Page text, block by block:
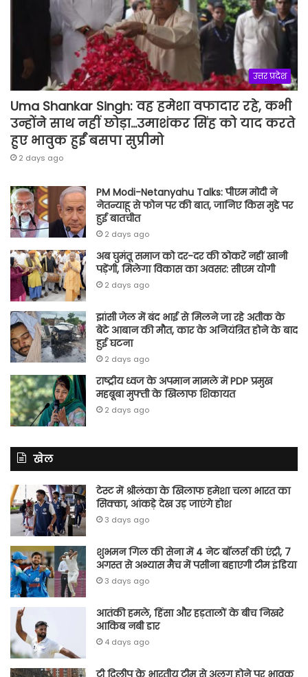
उत्तर प्रदेश
Uma Shankar Singh: वह हमेशा वफादार रहे, कभी
उन्होंने साथ नहीं छोड़ा…उमाशंकर सिंह को याद करते
हुए भावुक हुईं बसपा सुप्रीमो
2 days ago
PM Modi-Netanyahu Talks: पीएम मोदी ने
नेतन्याहू से फोन पर की बात, जानिए किस मुद्दे पर
हुई बातचीत
2 days ago
अब घुमंतू समाज को दर-दर की ठोकरें नहीं खानी
पड़ेंगी, मिलेगा विकास का अवसर: सीएम योगी
2 days ago
झांसी जेल में बंद भाई से मिलने जा रहे अतीक के
बेटे आबान की मौत, कार के अनियंत्रित होने के बाद
हुई घटना
2 days ago
राष्ट्रीय ध्वज के अपमान मामले में PDP प्रमुख
महबूबा मुफ्ती के खिलाफ शिकायत
2 days ago
खेल
टेस्ट में श्रीलंका के खिलाफ हमेशा चला भारत का
सिक्का, आंकड़े देख उड़ जाएंगे होश
3 days ago
शुभमन गिल की सेना में 4 नेट बॉलर्स की एंट्री, 7
अगस्त से अभ्यास मैच में पसीना बहाएगी टीम इंडिया
3 days ago
आतंकी हमले, हिंसा और हड़तालों के बीच निखरे
आकिब नबी डार
4 days ago
टी दिलीप के भारतीय टीम से अलग होने पर भावुक